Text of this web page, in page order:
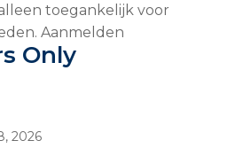
toegankelijk voor
Aanmelden
Only
2026